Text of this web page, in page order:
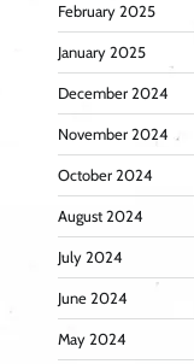
February 2025
January 2025
December 2024
November 2024
October 2024
August 2024
July 2024
June 2024
May 2024